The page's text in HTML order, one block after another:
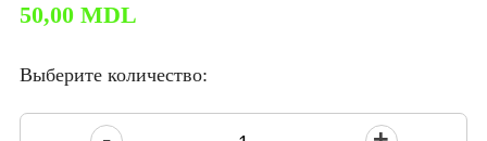
50,00 MDL
Выберите количество: